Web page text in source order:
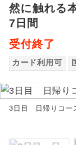
然に触れる
7日間
受付終了
カード利用可
3日目 日帰りコー
2027/6/5〜
供1,180円、
バスガイド乗
務
新コース
絶景
温泉